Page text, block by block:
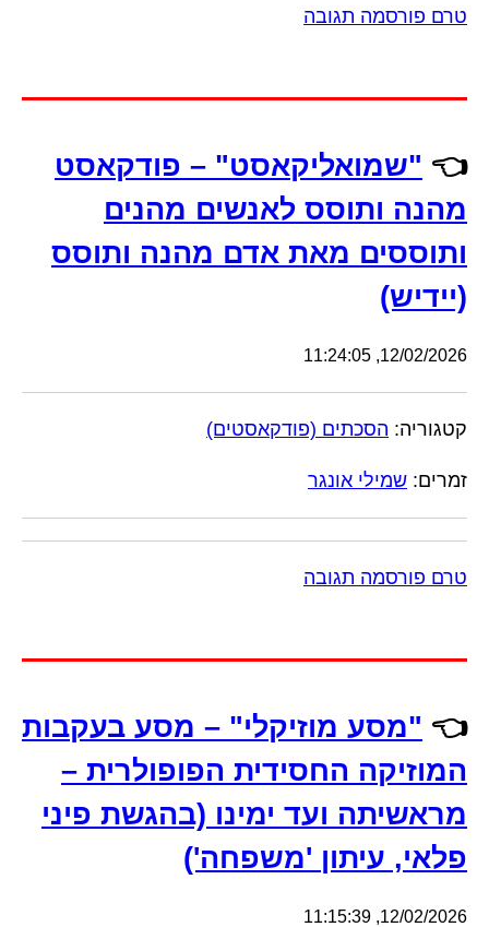
טרם פורסמה תגובה
👈 "שמואליקאסט" – פודקאסט
מהנה ותוסס לאנשים מהנים
ותוססים מאת אדם מהנה ותוסס
(יידיש)
12/02/2026, 11:24:05
קטגוריה: הסכתים (פודקאסטים)
זמרים: שמילי אונגר
טרם פורסמה תגובה
👈 "מסע מוזיקלי" – מסע בעקבות
המוזיקה החסידית הפופולרית –
מראשיתה ועד ימינו (בהגשת פיני
פלאי, עיתון 'משפחה')
12/02/2026, 11:15:39